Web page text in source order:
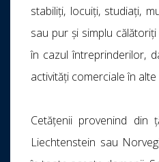
stabiliți, locuiți, studiați,
sau pur și simplu
în cazul întreprinderilor,
activități comerciale în alte
Cetățenii provenind din
Liechtenstein sau